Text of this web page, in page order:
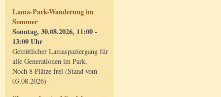
Lama-Park-Wanderung im
Sommer
Sonntag, 30.08.2026, 11:00 -
13:00 Uhr
Gemütlicher Lamaspaziergang für
alle Generationen im Park.
Noch 8 Plätze frei (Stand vom
03.08.2026)